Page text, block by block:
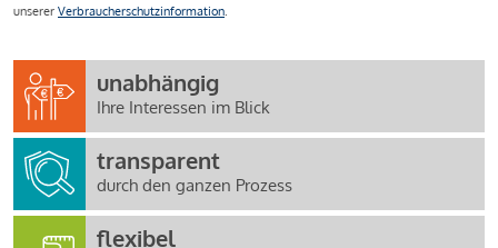
unserer Verbraucherschutzinformation
unabhängig
Ihre Interessen im Blick
transparent
durch den ganzen Prozess
flexibel